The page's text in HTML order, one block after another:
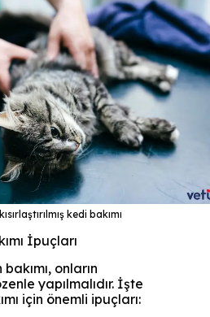
kısırlaştırılmış kedi bakımı
İpuçları
bakımı, onların
yapılmalıdır. İşte
için önemli ipuçları: